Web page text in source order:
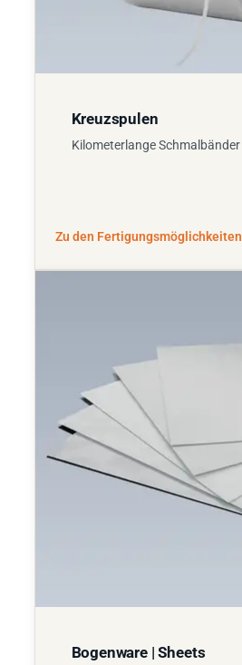
Kreuzspulen
Kilometerlange Schmalbänder
Zu den Fertigungsmöglichkeiten
Bogenware | Sheets